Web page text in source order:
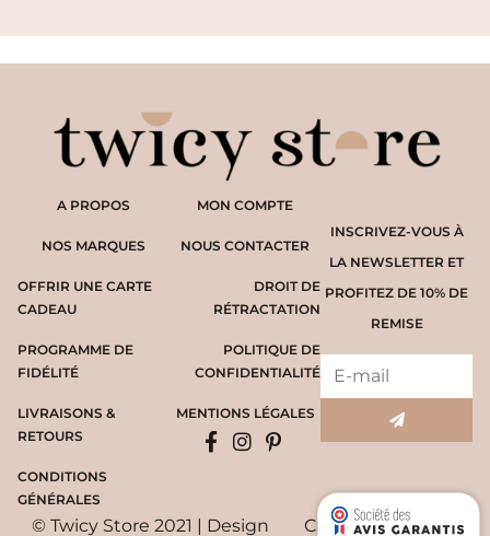
A PROPOS
NOS MARQUES
OFFRIR UNE CARTE
CADEAU
PROGRAMME DE
FIDÉLITÉ
LIVRAISONS &
RETOURS
CONDITIONS
GÉNÉRALES
INSCRIVEZ-VOUS À
LA NEWSLETTER ET
PROFITEZ DE 10% DE
REMISE
MON COMPTE
NOUS CONTACTER
DROIT DE
RÉTRACTATION
POLITIQUE DE
CONFIDENTIALITÉ
MENTIONS LÉGALES
© Twicy Store 2021 | Design Création du site